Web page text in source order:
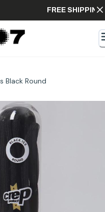
FREE
Black Round